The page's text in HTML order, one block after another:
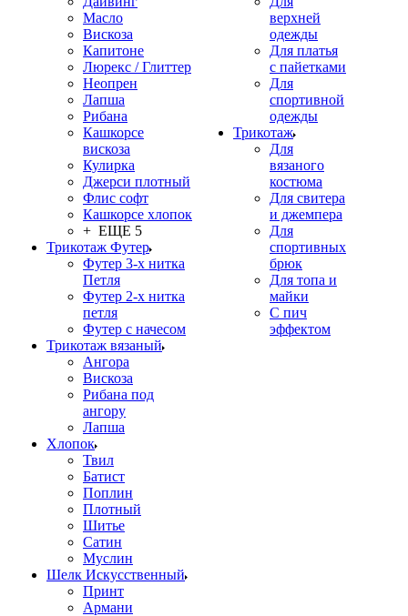
Масло
Вискоза
Капитоне
Люрекс / Глиттер
Неопрен
Лапша
Рибана
Кашкорсе
вискоза
Кулирка
Джерси плотный
Флис софт
Кашкорсе хлопок
+ ЕЩЕ 5
Трикотаж Футер
Футер 3-х нитка
Петля
Футер 2-х нитка
петля
Футер с начесом
Трикотаж вязаный
Ангора
Вискоза
Рибана под
ангору
Лапша
Хлопок
Твил
Батист
Поплин
Плотный
Шитье
Сатин
Муслин
Шелк Искусственный
Принт
Армани
верхней
одежды
Для платья
с пайетками
Для
спортивной
одежды
Трикотаж
Для
вязаного
костюма
Для свитера
и джемпера
Для
спортивных
брюк
Для топа и
майки
С пич
эффектом